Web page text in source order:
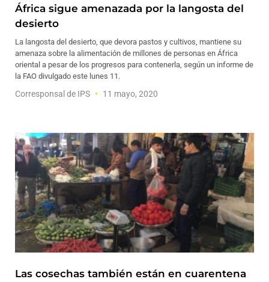
África sigue amenazada por la langosta del
desierto
La langosta del desierto, que devora pastos y cultivos, mantiene su
amenaza sobre la alimentación de millones de personas en África
oriental a pesar de los progresos para contenerla, según un informe de
la FAO divulgado este lunes 11.
Corresponsal de IPS 11 mayo, 2020
Las cosechas también están en cuarentena